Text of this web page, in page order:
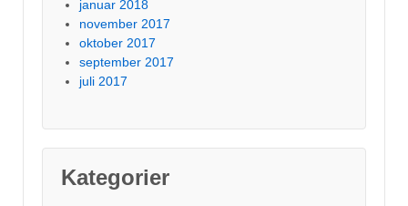
januar 2018
november 2017
oktober 2017
september 2017
juli 2017
Kategorier